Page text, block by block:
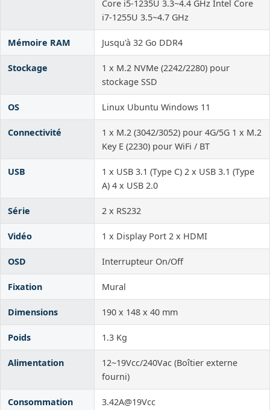
Core i5-1235U 3.3~4.4 GHz Intel Core
i7-1255U 3.5~4.7 GHz
Mémoire RAM Jusqu'à 32 Go DDR4
Stockage
1 x M.2 NVMe (2242/2280) pour
stockage SSD
OS Linux Ubuntu Windows 11
Connectivité
1 x M.2 (3042/3052) pour 4G/5G 1 x M.2
Key E (2230) pour WiFi / BT
USB
1 x USB 3.1 (Type C) 2 x USB 3.1 (Type
A) 4 x USB 2.0
Série 2 x RS232
Vidéo 1 x Display Port 2 x HDMI
OSD Interrupteur On/Off
Fixation Mural
Dimensions 190 x 148 x 40 mm
Poids 1.3 Kg
Alimentation
12~19Vcc/240Vac (Boîtier externe
fourni)
Consommation 3.42A@19Vcc